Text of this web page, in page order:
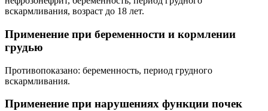
вскармливания, возраст до 18 лет.
Применение при беременности и кормлении
грудью
Противопоказано: беременность, период грудного
вскармливания.
Применение при нарушениях функции почек